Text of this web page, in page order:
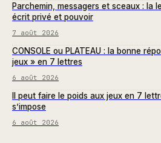
Parchemin, messagers et sceaux : la
écrit privé et pouvoir
7 août 2026
CONSOLE ou PLATEAU : la bonne
jeux » en 7 lettres
6 août 2026
Il peut faire le poids aux jeux en 7
s’impose
6 août 2026